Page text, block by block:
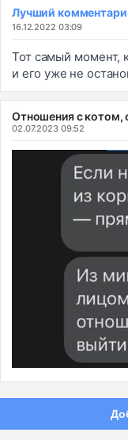
Лучший
16.12.2022 03:09
Тот самый момент,
и его уже не
Отношения с котом,
02.07.2023 09:52